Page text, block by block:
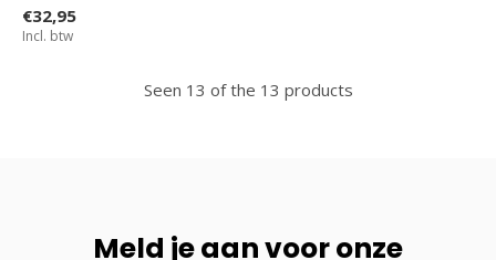
€32,95
Incl. btw
Seen 13 of the 13 products
Meld je aan voor onze